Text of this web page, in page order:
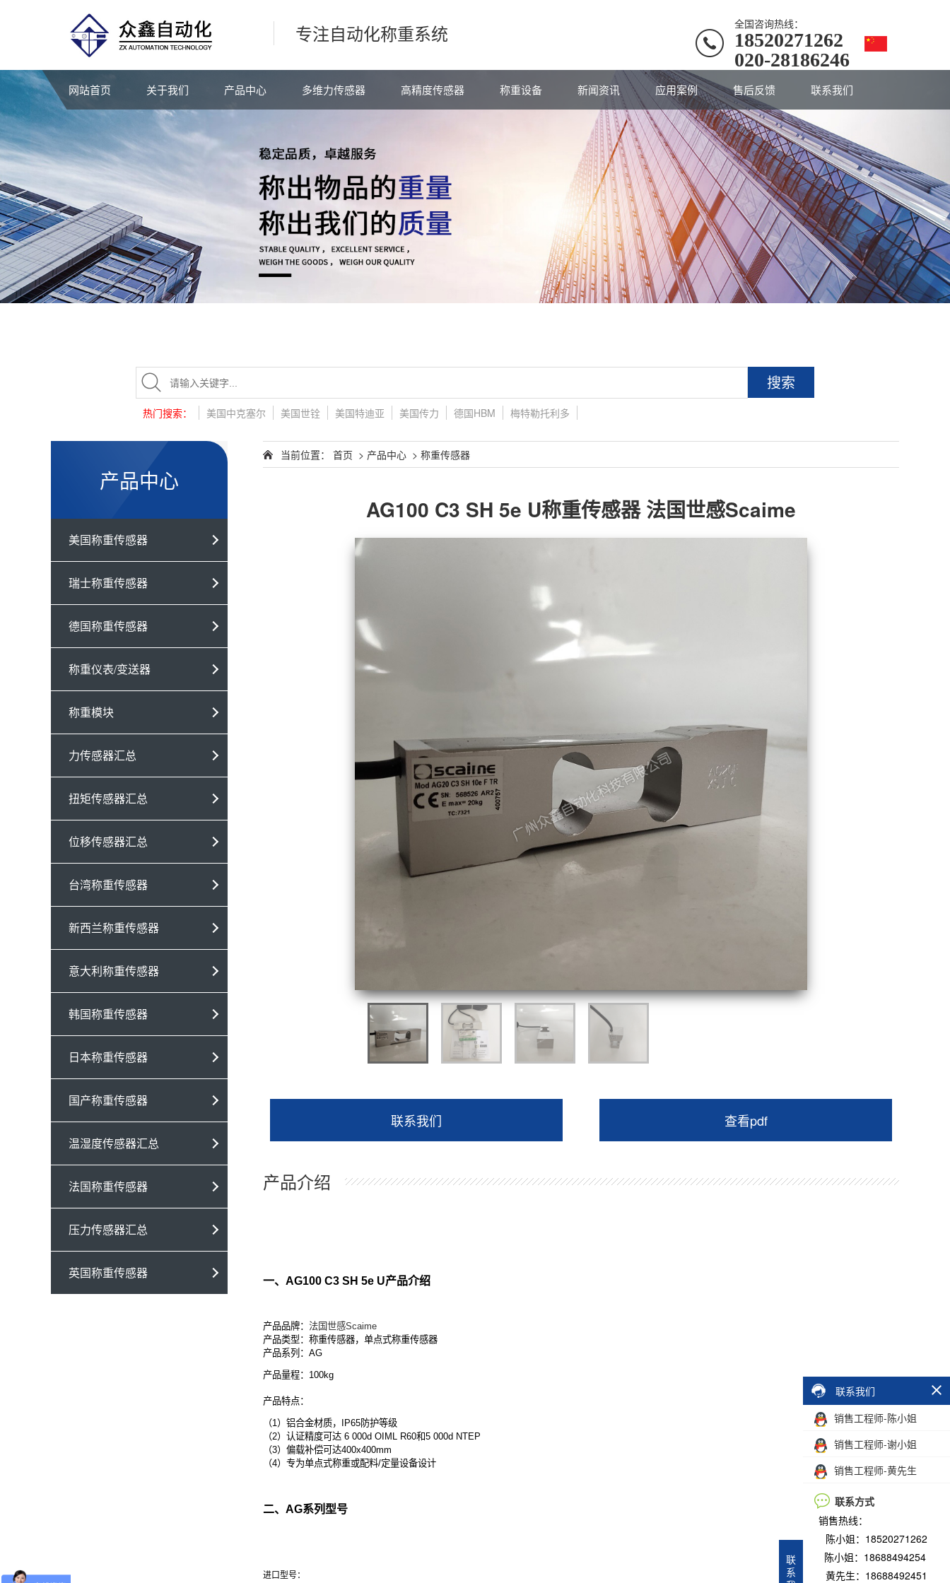
专注自动化称重系统 全国咨询热线：
18520271262
020-28186246
网站首页 关于我们 产品中心 多维力传感器 高精度传感器 称重设备 新闻资讯 应用案例 售后反馈 联系我们
搜索
热门搜索： 美国中克塞尔 美国世铨 美国特迪亚 美国传力 德国HBM 梅特勒托利多
产品中心
美国称重传感器
瑞士称重传感器
德国称重传感器
称重仪表/变送器
称重模块
力传感器汇总
扭矩传感器汇总
位移传感器汇总
台湾称重传感器
新西兰称重传感器
意大利称重传感器
韩国称重传感器
日本称重传感器
国产称重传感器
温湿度传感器汇总
法国称重传感器
压力传感器汇总
英国称重传感器
当前位置： 首页 > 产品中心 > 称重传感器
AG100 C3 SH 5e U称重传感器 法国世感Scaime
联系我们 查看pdf
产品介绍
一、 AG100 C3 SH 5e U产品介绍
产品品牌： 法国世感Scaime
产品类型：称重传感器，单点式称重传感器
产品系列：AG
产品量程：100kg
产品特点：
（1）铝合金材质，IP65防护等级
（2）认证精度可达 6 000d OIML R60和5 000d NTEP
（3）偏载补偿可达400x400mm
（4）专为单点式称重或配料/定量设备设计
二、 AG系列型号
进口型号：
联系我们
销售工程师-陈小姐
销售工程师-谢小姐
销售工程师-黄先生
联系方式
销售热线：
陈小姐：18520271262
陈小姐：18688494254
黄先生：18688492451
联
系